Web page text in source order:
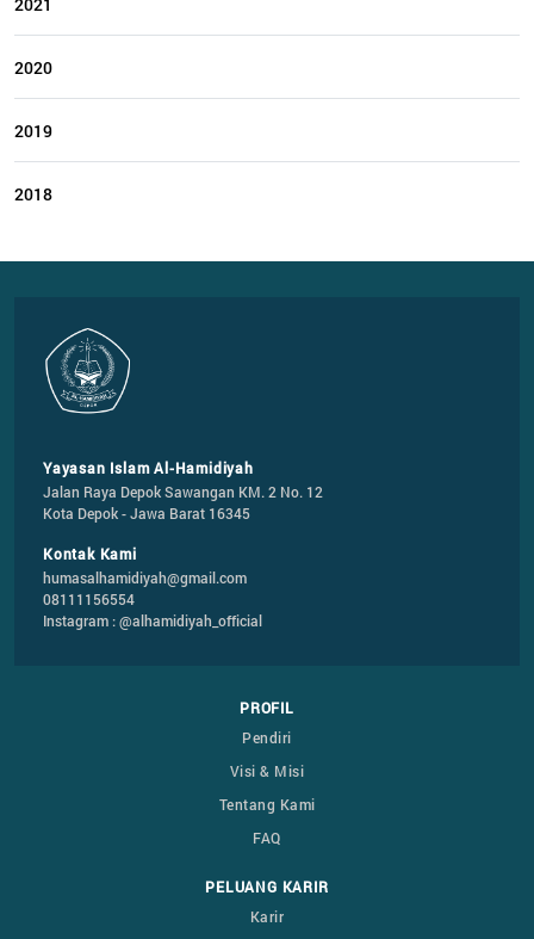
2020
2019
2018
Yayasan Islam Al-Hamidiyah
Jalan Raya Depok Sawangan KM. 2 No. 12
Kota Depok - Jawa Barat 16345
Kontak Kami
humasalhamidiyah@gmail.com
08111156554
Instagram : @alhamidiyah_official
PROFIL
Pendiri
Visi & Misi
Tentang Kami
FAQ
PELUANG KARIR
Karir